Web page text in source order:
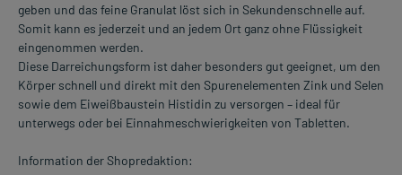
geben und das feine Granulat löst sich in Sekundenschnelle auf.
Somit kann es jederzeit und an jedem Ort ganz ohne Flüssigkeit
eingenommen werden.
Diese Darreichungsform ist daher besonders gut geeignet, um den
Körper schnell und direkt mit den Spurenelementen Zink und Selen
sowie dem Eiweißbaustein Histidin zu versorgen – ideal für
unterwegs oder bei Einnahmeschwierigkeiten von Tabletten.
Information der Shopredaktion: